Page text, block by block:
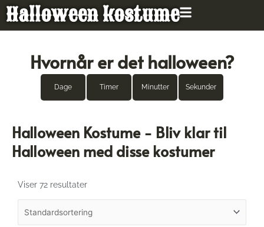
Gå
indholdet
Halloween kostume
Hvornår er det halloween?
Dage Timer Minutter Sekunder
Halloween Kostume - Bliv klar til
Halloween med disse kostumer
Viser 72 resultater